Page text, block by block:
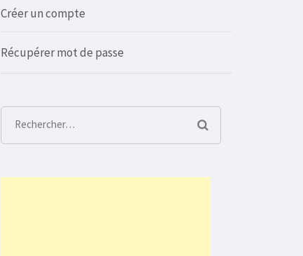
Créer un compte
Récupérer mot de passe
Rechercher :